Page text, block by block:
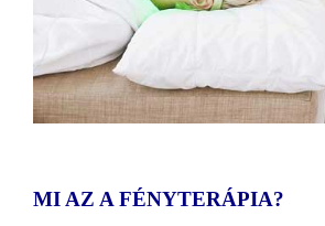
MI AZ A FÉNYTERÁPIA?